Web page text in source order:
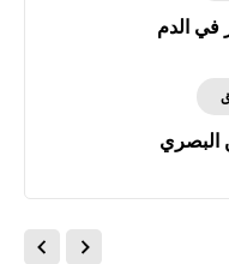
في الدم
البصري